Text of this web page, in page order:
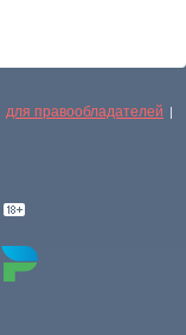
для правообладателей |